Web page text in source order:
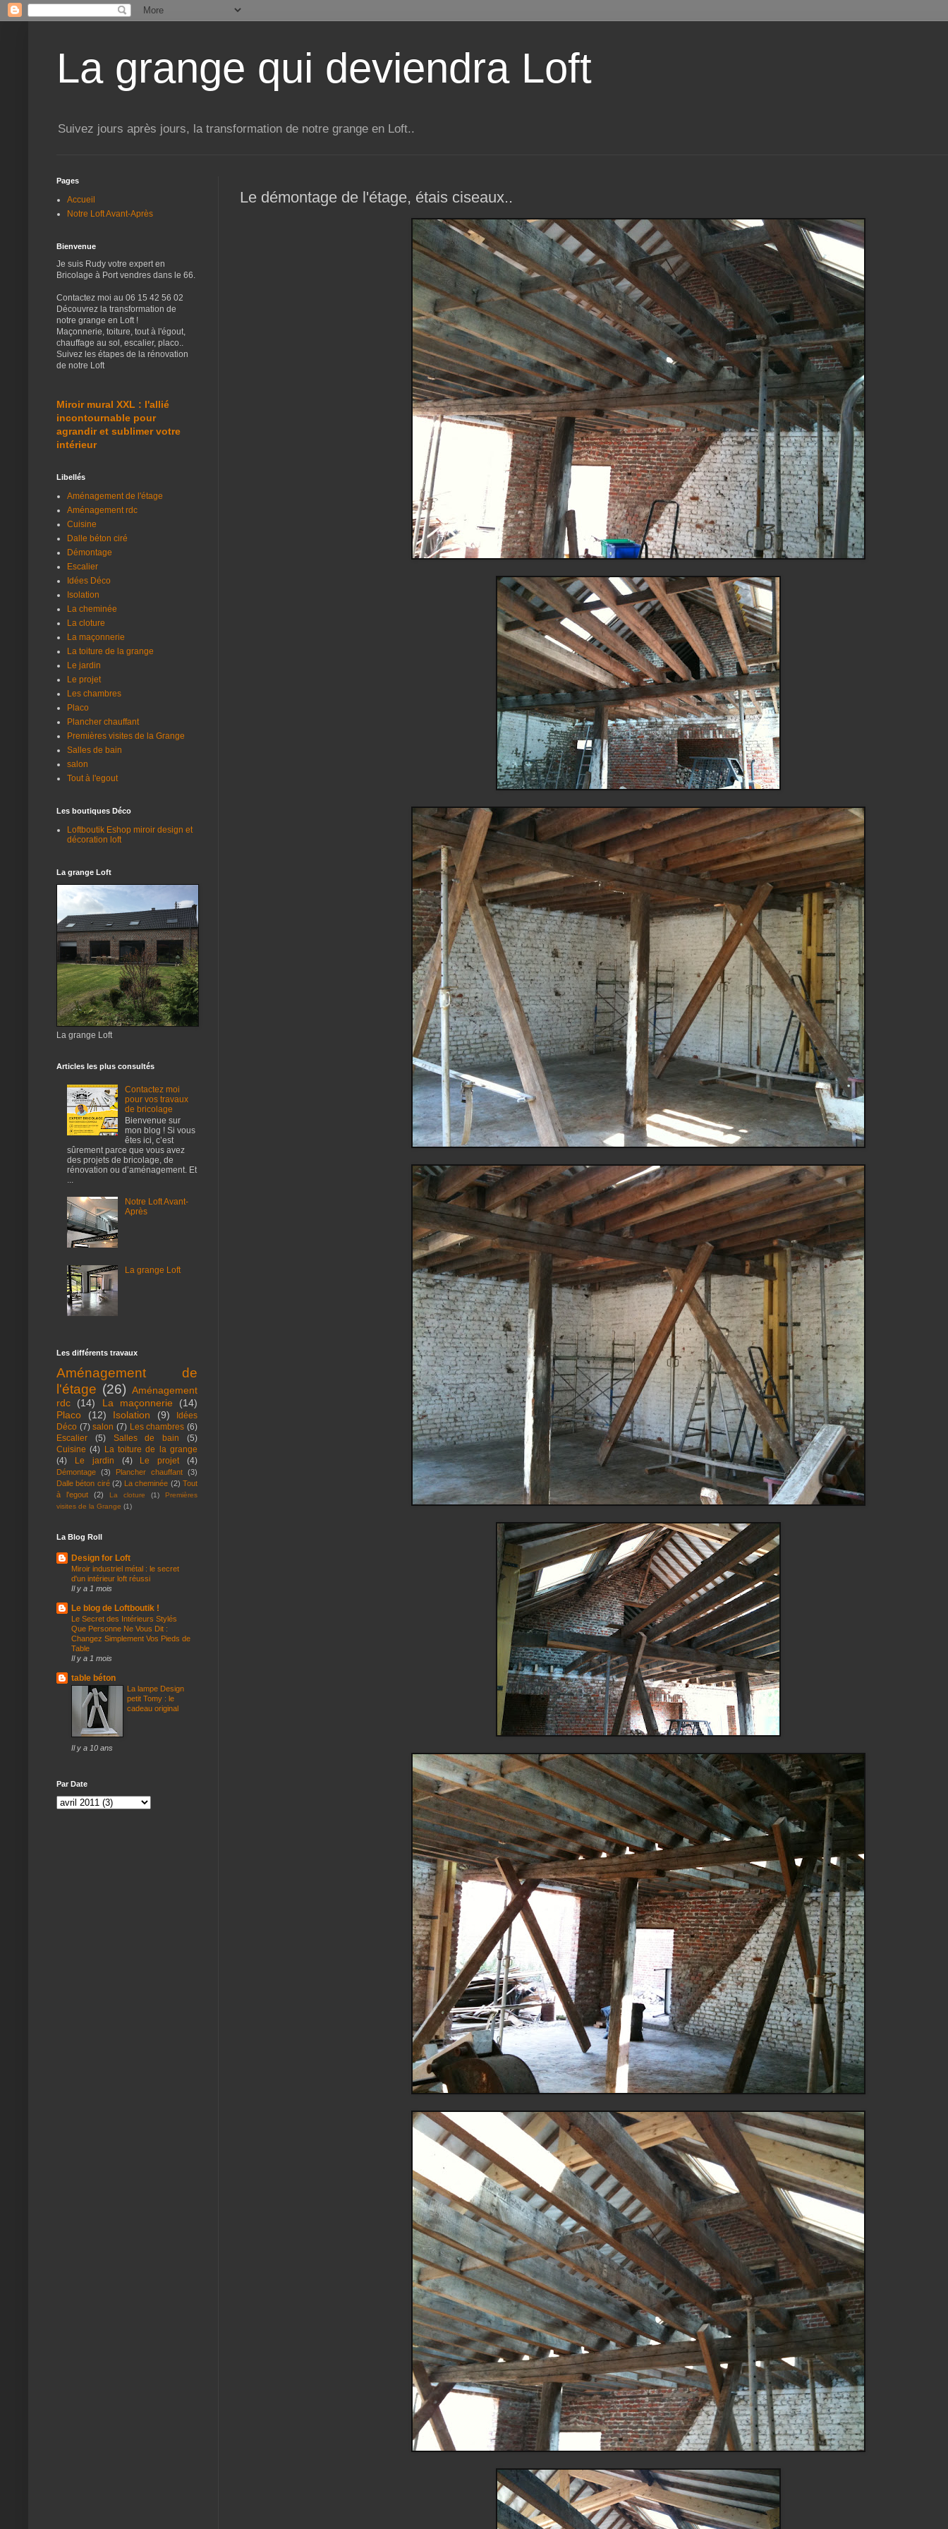
La grange qui deviendra Loft
Suivez jours après jours, la transformation de notre grange en Loft..
Le démontage de l'étage, étais ciseaux..
Pages
Accueil
Notre Loft Avant-Après
Bienvenue
Je suis Rudy votre expert en
Bricolage à Port vendres dans le 66.
Contactez moi au 06 15 42 56 02
Découvrez la transformation de
notre grange en Loft !
Maçonnerie, toiture, tout à l'égout,
chauffage au sol, escalier, placo..
Suivez les étapes de la rénovation
de notre Loft
Miroir mural XXL : l'allié
incontournable pour
agrandir et sublimer votre
intérieur
Libellés
Aménagement de l'étage
Aménagement rdc
Cuisine
Dalle béton ciré
Démontage
Escalier
Idées Déco
Isolation
La cheminée
La cloture
La maçonnerie
La toiture de la grange
Le jardin
Le projet
Les chambres
Placo
Plancher chauffant
Premières visites de la Grange
Salles de bain
salon
Tout à l'egout
Les boutiques Déco
Loftboutik Eshop miroir design et
décoration loft
La grange Loft
La grange Loft
Articles les plus consultés
Contactez moi
pour vos travaux
de bricolage
Bienvenue sur
mon blog ! Si vous
êtes ici, c’est
sûrement parce que vous avez
des projets de bricolage, de
rénovation ou d’aménagement. Et
...
Notre Loft Avant-
Après
La grange Loft
Les différents travaux
Aménagement de
l'étage (26) Aménagement
rdc
(14) La maçonnerie
(14)
Placo
(12) Isolation (9)
Idées
Déco (7) salon (7) Les chambres (6)
Escalier
(5) Salles de bain
(5)
Cuisine (4) La toiture de la grange
(4)
Le jardin (4) Le projet (4)
Démontage (3) Plancher chauffant (3)
Dalle béton ciré (2) La cheminée (2) Tout
à l'egout
(2) La cloture (1)
Premières
visites de la Grange (1)
La Blog Roll
Design for Loft
Miroir industriel métal : le secret
d'un intérieur loft réussi
Il y a 1 mois
Le blog de Loftboutik !
Le Secret des Intérieurs Stylés
Que Personne Ne Vous Dit :
Changez Simplement Vos Pieds de
Table
Il y a 1 mois
table béton
La lampe Design
petit Tomy : le
cadeau original
Il y a 10 ans
Par Date